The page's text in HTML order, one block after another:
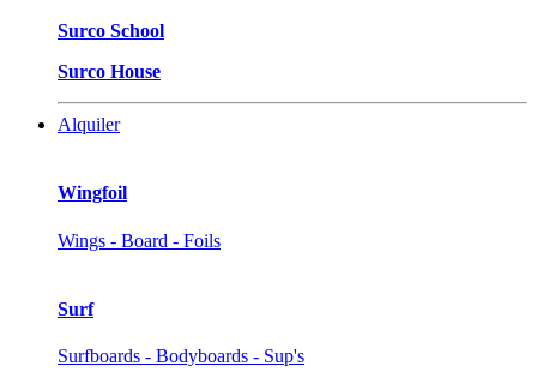
Surco School
Surco House
Alquiler
Wingfoil
Wings - Board - Foils
Surf
Surfboards - Bodyboards - Sup's